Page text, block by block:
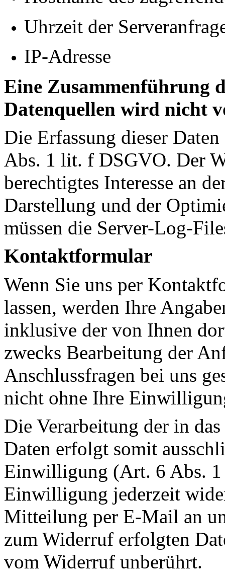
Uhrzeit der
IP-Adresse
Eine Zusammenführung
Datenquellen wird nicht
Die Erfassung dieser
Abs. 1 lit. f DSGVO. Der
berechtigtes Interesse an
Darstellung und der
müssen die Server-Log-
Kontaktformular
Wenn Sie uns per
lassen, werden Ihre
inklusive der von Ihnen
zwecks Bearbeitung der
Anschlussfragen bei uns
nicht ohne Ihre
Die Verarbeitung der in
Daten erfolgt somit
Einwilligung (Art. 6 Abs.
Einwilligung jederzeit
Mitteilung per E-Mail an
zum Widerruf erfolgten
vom Widerruf unberührt.